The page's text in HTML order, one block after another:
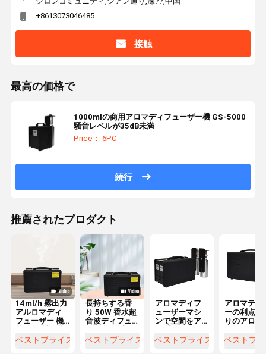
+8613073046485
接触
最高の価格で
1000mlの商用アロマディフューザー機 GS-5000
騒音レベルが35dB未満
Price： 6PC
続行
推薦されたプロダクト
14ml/h 霧出力
アルロマディ
フューザー 機
霧拡散用
ベストプライス
長持ちする香
り 50W 香水超
音波ディフュ
イベート金型
ベストプライス
アロマディフ
ューザーマシ
ンで空間をア
商業用 35dB以
ベストプライス
アロマテラ
ーの利点を
りのアロマ
フューザー
ベストプ